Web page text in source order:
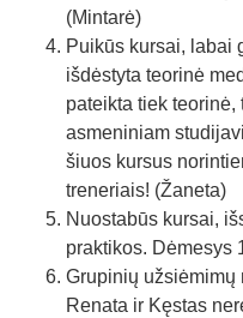
(Mintarė)
Puikūs kursai, labai
išdėstyta teorinė
pateikta tiek
asmeniniam
šiuos kursus
treneriais! (Žaneta)
Nuostabūs kursai,
praktikos. Dėmesys
Grupinių užsiėmimų
Renata ir Kęstas